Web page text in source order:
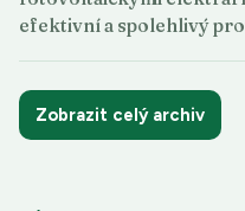
efektivní a spolehlivý
Zobrazit celý archiv